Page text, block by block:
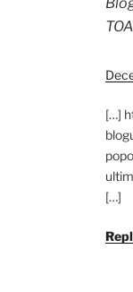
[…]
[…]